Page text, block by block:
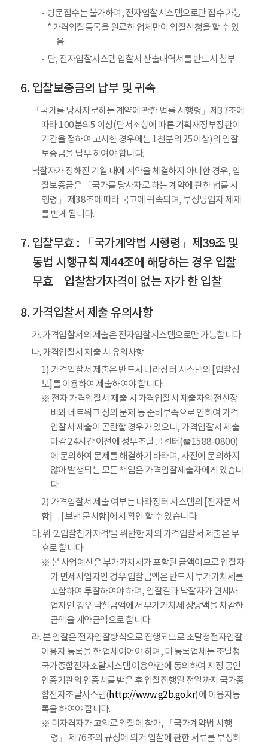
방문접수는 불가하며, 전자입찰시스템으로만 접수 가능
* 가격입찰등록을 완료한 업체만이 입찰신청을 할 수 있
음
단, 전자입찰시스템 입찰시 산출내역서를 반드시 첨부
입찰보증금의 납부 및 귀속
「국가를 당사자로하는 계약에 관한 법률 시행령」제37조에
따라 100분의5 이상(단서조항에 따른 기획재정부장관이
기간을 정하여 고시한 경우에는 1천분의 25이상)의 입찰
보증금을 납부 하여야 합니다.
낙찰자가 정해진 기일 내에 계약을 체결하지 아니한 경우, 입
찰보증금은 「국가를 당사자로 하는 계약에 관한 법률 시
행령」 제38조에 따라 국고에 귀속되며, 부정당업자 제재
를 받게 됩니다.
입찰무효 : 「국가계약법 시행령」제39조 및
동법 시행규칙 제44조에 해당하는 경우 입찰
무효 – 입찰참가자격이 없는 자가 한 입찰
가격입찰서 제출 유의사항
가. 가격입찰서의 제출은 전자입찰시스템으로만 가능합니다.
나. 가격입찰서 제출 시 유의사항
1) 가격입찰서 제출은 반드시 나라장터 시스템의 [입찰정
보]를 이용하여 제출하여야 합니다.
※ 전자 가격입찰서 제출 시 가격입찰서 제출자의 전산장
비와 네트워크 상의 문제 등 준비부족으로 인하여 가격
입찰서 제출이 곤란할 경우가 있으니, 가격입찰서 제출
마감 24시간 이전에 정부조달 콜센터(☎1588-0800)
에 문의하여 문제를 해결하기 바라며, 사전에 문의하지
않아 발생되는 모든 책임은 가격입찰제출자에게 있습니
다.
2) 가격입찰서 제출 여부는 나라장터 시스템의 [전자문서
함]→[보낸 문서함]에서 확인 할 수 있습니다.
다. 위 ‘2.입찰참가자격’을 위반한 자의 가격입찰서 제출은 무
효로 합니다.
※ 본 사업예산은 부가가치세가 포함된 금액이므로 입찰자
가 면세사업자인 경우 입찰금액은 반드시 부가가치세를
포함하여 투찰하여야 하며, 입찰결과 낙찰자가 면세사
업자인 경우 낙찰금액에서 부가가치세 상당액을 차감한
금액을 계약금액으로 합니다.
라. 본 입찰은 전자입찰방식으로 집행되므로 조달청전자입찰
이용자 등록을 한 업체이어야 하며, 미 등록업체는 조달청
국가종합전자조달시스템 이용약관에 동의하여 지정 공인
인증기관의 인증서를 받은 후 입찰집행일 전일까지 국가종
합전자조달시스템(http://www.g2b.go.kr)에 이용자등
록을 하여야 합니다.
※ 미자격자가 고의로 입찰에 참가, 「국가계약법 시행
령」 제76조의 규정에 의거 입찰에 관한 서류를 부정하